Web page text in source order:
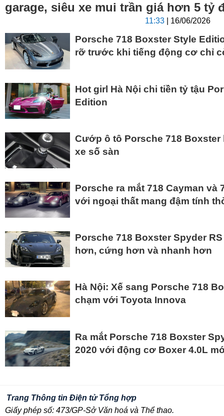
garage, siêu xe mui trần giá hơn 5 tỷ
11:33 | 16/06/2026
Porsche 718 Boxster Style
rỡ trước khi tiếng động cơ chỉ
Hot girl Hà Nội chi tiền tỷ tậu
Edition
Cướp ô tô Porsche 718
xe số sàn
Porsche ra mắt 718 Cayman và
với ngoại thất mang đậm tính
Porsche 718 Boxster Spyder
hơn, cứng hơn và nhanh hơn
Hà Nội: Xế sang Porsche 718
chạm với Toyota Innova
Ra mắt Porsche 718 Boxster
2020 với động cơ Boxer 4.0L
Trang Thông tin Điện tử Tổng hợp
Giấy phép số: 473/GP-Sở Văn hoá và Thể thao.